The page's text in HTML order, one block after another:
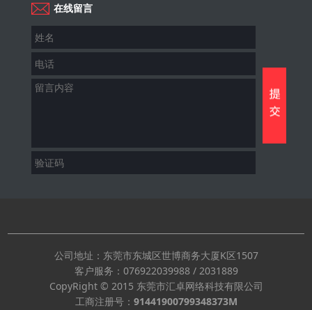
在线留言
公司地址：东莞市东城区世博商务大厦K区1507
客户服务： 076922039988/ 2031889
CopyRight © 2015 东莞市汇卓网络科技有限公司
工商注册号： 91441900799348373M